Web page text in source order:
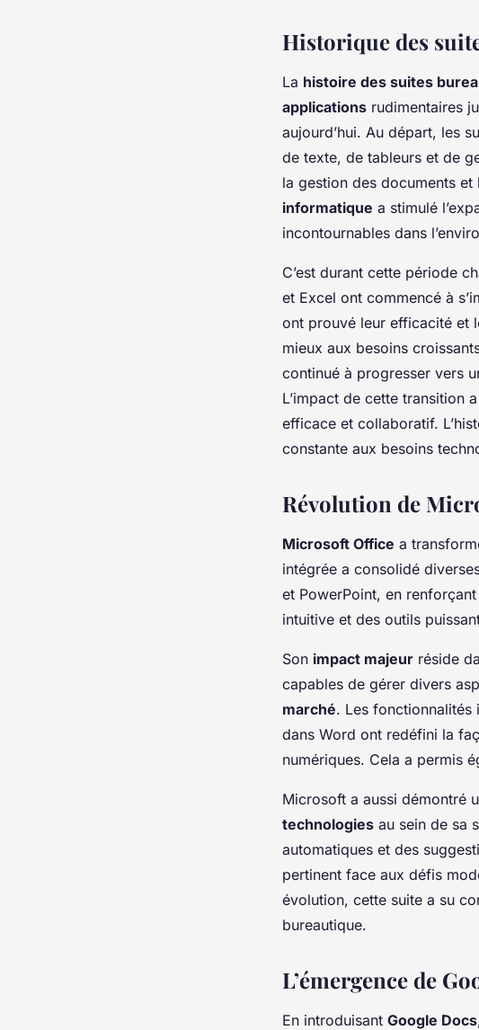
Historique des
La histoire des suites
applications rudimentaires
aujourd’hui. Au départ, les
de texte, de tableurs et de
la gestion des documents et
informatique a stimulé
incontournables dans
C’est durant cette période
et Excel ont commencé à
ont prouvé leur efficacité et
mieux aux besoins
continué à progresser vers
L’impact de cette transition
efficace et collaboratif.
constante aux besoins
Révolution de
Microsoft Office a
intégrée a consolidé
et PowerPoint, en renforçant
intuitive et des outils
Son impact majeur réside
capables de gérer divers
marché. Les fonctionnalités
dans Word ont redéfini la
numériques. Cela a permis
Microsoft a aussi démontré
technologies au sein de sa
automatiques et des
pertinent face aux défis
évolution, cette suite a su
bureautique.
L’émergence de
En introduisant Google Docs